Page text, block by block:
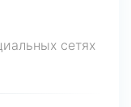
сетях